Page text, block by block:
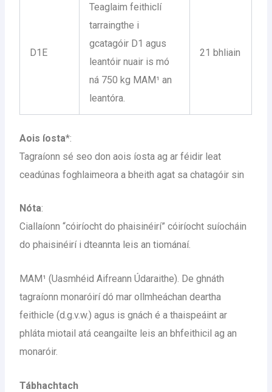
D1E
Teaglaim feithiclí
tarraingthe i
gcatagóir D1 agus
leantóir nuair is mó
ná 750 kg MAM¹ an
leantóra.
21 bhliain
Aois íosta*:
Tagraíonn sé seo don aois íosta ag ar féidir leat
ceadúnas foghlaimeora a bheith agat sa chatagóir sin
Nóta:
Ciallaíonn “cóiríocht do phaisinéirí” cóiríocht suíocháin
do phaisinéirí i dteannta leis an tiománaí.
MAM¹ (Uasmhéid Aifreann Údaraithe). De ghnáth
tagraíonn monaróirí dó mar ollmheáchan deartha
feithicle (d.g.v.w.) agus is gnách é a thaispeáint ar
phláta miotail atá ceangailte leis an bhfeithicil ag an
monaróir.
Tábhachtach